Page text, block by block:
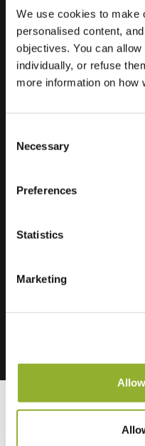
We use cookies to make
personalised content,
objectives. You can
individually, or refuse
more information on how
Selection
Necessary
Preferences
Statistics
Marketing
Localização